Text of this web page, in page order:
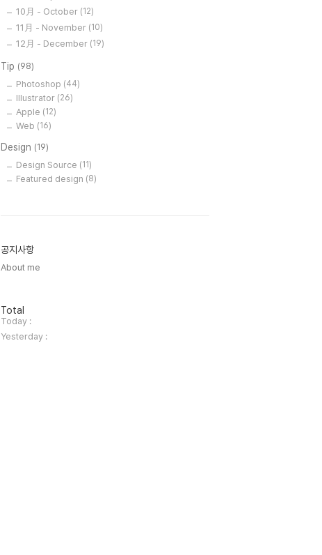
10月 - October (12)
11月 - November (10)
12月 - December (19)
Tip (98)
Photoshop (44)
Illustrator (26)
Apple (12)
Web (16)
Design (19)
Design Source (11)
Featured design (8)
공지사항
About me
방
문
자
수
Total
Today :
Yesterday :